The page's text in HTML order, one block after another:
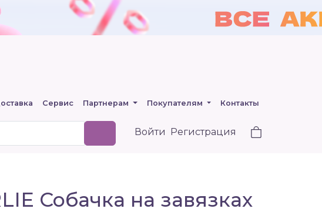
Сервис Партнерам Покупателям Контакты
Войти Регистрация
Собачка на завязках